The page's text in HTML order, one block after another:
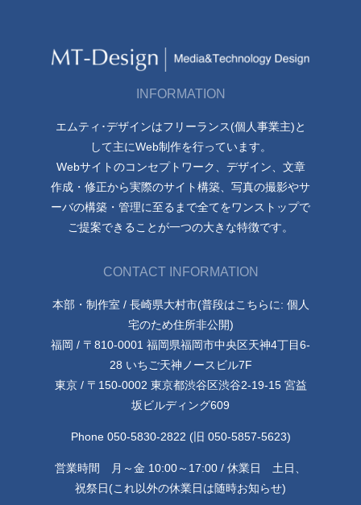
INFORMATION
エムティ･デザインはフリーランス(個人事業主)と
して主にWeb制作を行っています。
Webサイトのコンセプトワーク、デザイン、文章
作成・修正から実際のサイト構築、写真の撮影やサ
ーバの構築・管理に至るまで全てをワンストップで
ご提案できることが一つの大きな特徴です。
CONTACT INFORMATION
本部・制作室 / 長崎県大村市(普段はこちらに: 個人
宅のため住所非公開)
福岡 / 〒810-0001 福岡県福岡市中央区天神4丁目6-
28 いちご天神ノースビル7F
東京 / 〒150-0002 東京都渋谷区渋谷2-19-15 宮益
坂ビルディング609
Phone 050-5830-2822 (旧 050-5857-5623)
営業時間 月～金 10:00～17:00 / 休業日 土日、
祝祭日(これ以外の休業日は随時お知らせ)